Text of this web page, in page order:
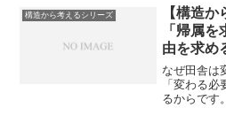
事、冠婚
は「当た
構造から考えるシリーズ
【構造
「帰属
由を求め
〜田舎を
なぜ田舎
「変わる
るからです